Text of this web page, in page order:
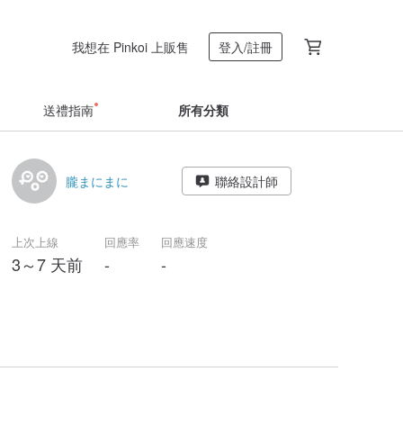
我想在 Pinkoi 上販售 登入/註冊
送禮指南 所有分類
朧まにまに 聯絡設計師
上次上線
3～7 天前
回應率
-
回應速度
-